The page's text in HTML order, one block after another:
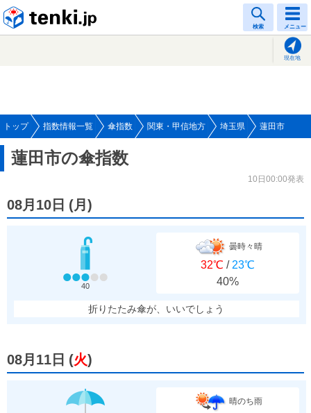
検索 メニュー
現在地
トップ 指数情報一覧 傘指数 関東・甲信地方 埼玉県 蓮田市
蓮田市の傘指数
10日00:00発表
08月10日 (月 )
40
曇時々晴
32℃ / 23℃
40%
折りたたみ傘が、いいでしょう
08月11日 (火)
晴のち雨